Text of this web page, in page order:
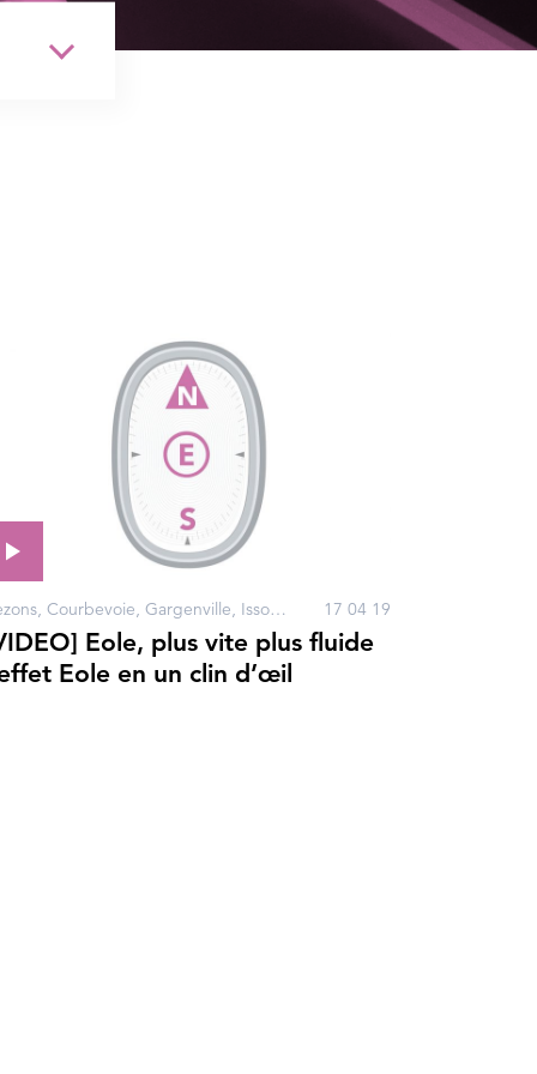
Bezons, Courbevoie, Gargenville, Issou, Neuilly-sur-Seine, Paris 17 04 19
Eole, plus vite plus fluide
Eole en un clin d’œil